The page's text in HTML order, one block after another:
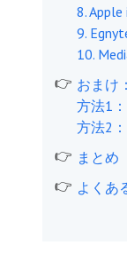
8.
9.
10.
おまけ
方法1
方法2
まとめ
よくあ